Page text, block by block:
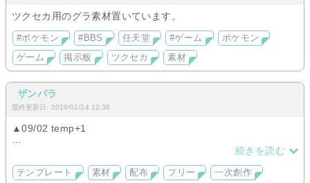
ツクセカ用のグラ素材置いています。
#ポケモン #BBS 任天堂 #ゲーム
ポケモン
ゲーム
掲示板 ツクセカ 素材
ザンバラ
最終更新日: 2019/01/24 12:38
▲09/02 temp+1
フォレストページ＋用デザインテンプレートや素材画像配布
///murmur（つぶやき）でもほんの少しスタイルシート公開して
続きを読む
テンプレート 素材 配布 フリー 一次創作